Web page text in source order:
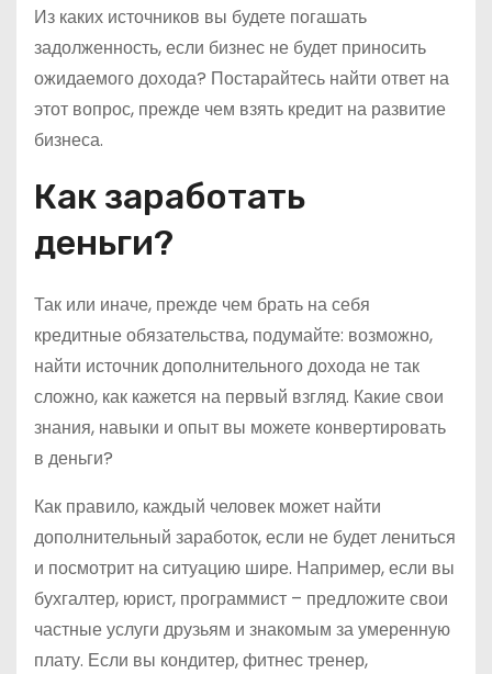
Из каких источников вы будете погашать
задолженность, если бизнес не будет приносить
ожидаемого дохода? Постарайтесь найти ответ на
этот вопрос, прежде чем взять кредит на развитие
бизнеса.
Как заработать
деньги?
Так или иначе, прежде чем брать на себя
кредитные обязательства, подумайте: возможно,
найти источник дополнительного дохода не так
сложно, как кажется на первый взгляд. Какие свои
знания, навыки и опыт вы можете конвертировать
в деньги?
Как правило, каждый человек может найти
дополнительный заработок, если не будет лениться
и посмотрит на ситуацию шире. Например, если вы
бухгалтер, юрист, программист – предложите свои
частные услуги друзьям и знакомым за умеренную
плату. Если вы кондитер, фитнес тренер,